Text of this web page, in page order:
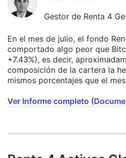
Gestor de Renta 4
En el mes de julio, el fondo
comportado algo peor que
+7.43%), es decir,
composición de la cartera la
mismos porcentajes que el
Ver Informe completo